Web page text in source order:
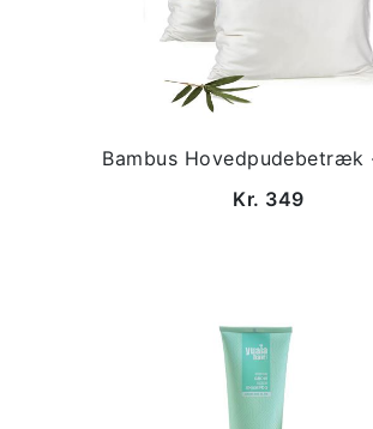
Bambus Hovedpudebetræk
Kr. 349